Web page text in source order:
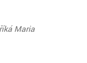
Maria